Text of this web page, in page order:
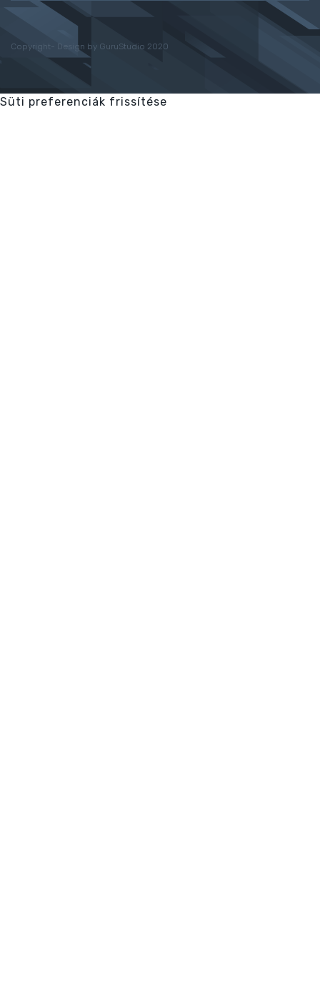
Copyright- Design by GuruStudio 2020
Süti preferenciák frissítése